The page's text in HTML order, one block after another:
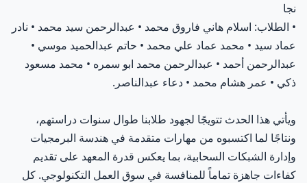
نجا
• الطلاب: اسلام هاني فاروق محمد • عبدالرحمن سيد محمد • نادر
عماد سيد • محمد عماد علي محمد • حاتم عبدالحميد موسي •
عبدالرحمن أحمد • عبدالرحمن محمد ابو سمره • محمد مسعود
ذكي • عمر هشام محمد • دعاء عبدالناصر.
ويأتي هذا الحدث تتويجًا لجهود طلابنا طوال سنوات دراستهم،
ونتاجًا لما اكتسبوه من مهارات متقدمة في هندسة البرمجيات
وإدارة الشبكات السحابية، بما يعكس قدرة المعهد على تقديم
كفاءات جاهزة تماماً للمنافسة في سوق العمل التكنولوجي. كل